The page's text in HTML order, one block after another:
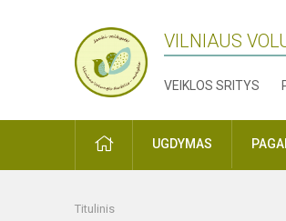
VILNIAUS
VEIKLOS SRITYS
PRADŽIAUGDYMAS
Titulinis